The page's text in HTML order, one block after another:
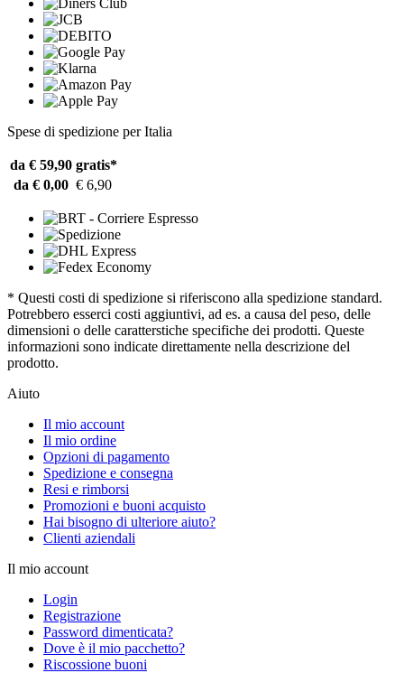
Spese di spedizione per Italia
da € 59,90 gratis*
da € 0,00 € 6,90
* Questi costi di spedizione si riferiscono alla spedizione standard.
Potrebbero esserci costi aggiuntivi, ad es. a causa del peso, delle
dimensioni o delle caratterstiche specifiche dei prodotti. Queste
informazioni sono indicate direttamente nella descrizione del
prodotto.
Aiuto
Il mio account
Il mio ordine
Opzioni di pagamento
Spedizione e consegna
Resi e rimborsi
Promozioni e buoni acquisto
Hai bisogno di ulteriore aiuto?
Clienti aziendali
Il mio account
Login
Registrazione
Password dimenticata?
Dove è il mio pacchetto?
Riscossione buoni